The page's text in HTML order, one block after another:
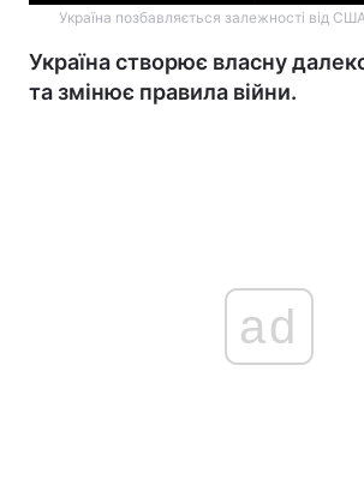
Україна позбавляється залежності від
Україна створює власну
та змінює правила війни.
ad